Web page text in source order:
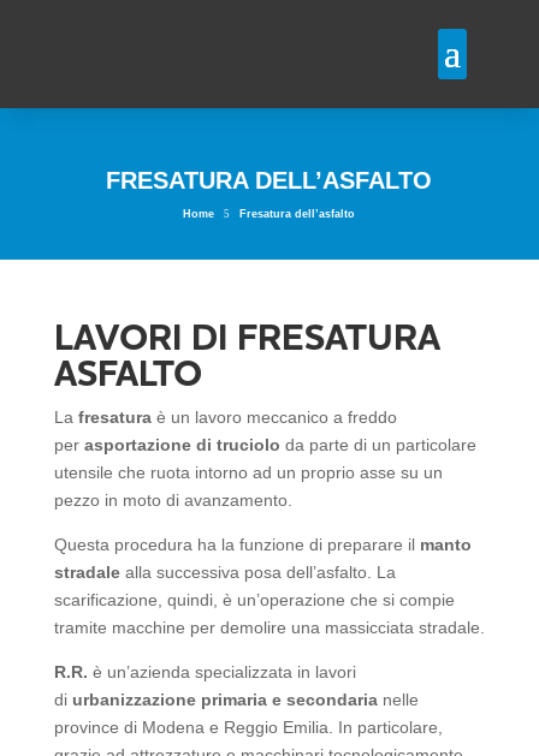
FRESATURA DELL’ASFALTO
Home 5 Fresatura dell’asfalto
LAVORI DI FRESATURA
ASFALTO
La fresaturaè un lavoro meccanico a freddo
per asportazione di truciolo da parte di un particolare
utensile che ruota intorno ad un proprio asse su un
pezzo in moto di avanzamento.
Questa procedura ha la funzione di preparare il manto
stradalealla successiva posa dell’asfalto. La
scarificazione, quindi, è un’operazione che si compie
tramite macchine per demolire una massicciata stradale.
R.R. è un’azienda specializzata in lavori
di urbanizzazione primaria e secondarianelle
province di Modena e Reggio Emilia. In particolare,